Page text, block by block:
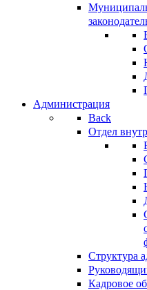
Администрация
Back
Отдел
Структура
Кадровое